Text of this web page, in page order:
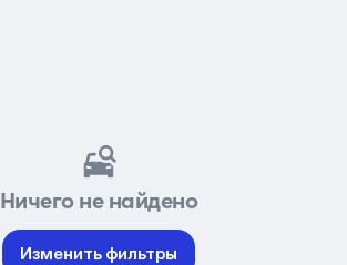
Ничего не найдено
Изменить фильтры